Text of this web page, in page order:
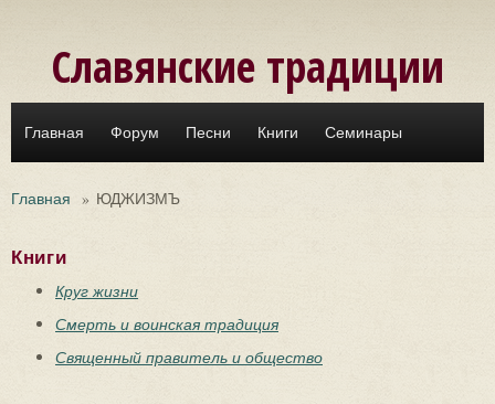
Славянские традиции
Главная Форум Песни Книги Семинары
Главная » ЮДЖИЗМЪ
Книги
Круг жизни
Смерть и воинская традиция
Священный правитель и общество